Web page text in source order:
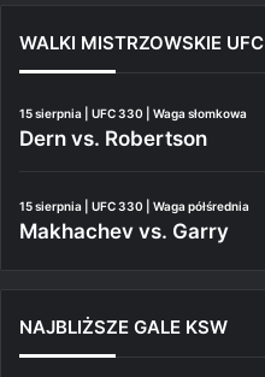
WALKI MISTRZOWSKIE UFC
15 sierpnia | UFC 330 | Waga słomkowa
Dern vs. Robertson
15 sierpnia | UFC 330 | Waga półśrednia
Makhachev vs. Garry
NAJBLIŻSZE GALE KSW